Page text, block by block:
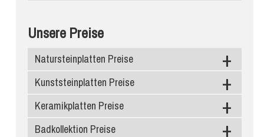
Unsere Preise
Natursteinplatten Preise
Granit
Marmor
Schiefer
Kunststeinplatten Preise
Caesarstone
Silestone
Keramikplatten Preise
Level Keramik
Badkollektion Preise